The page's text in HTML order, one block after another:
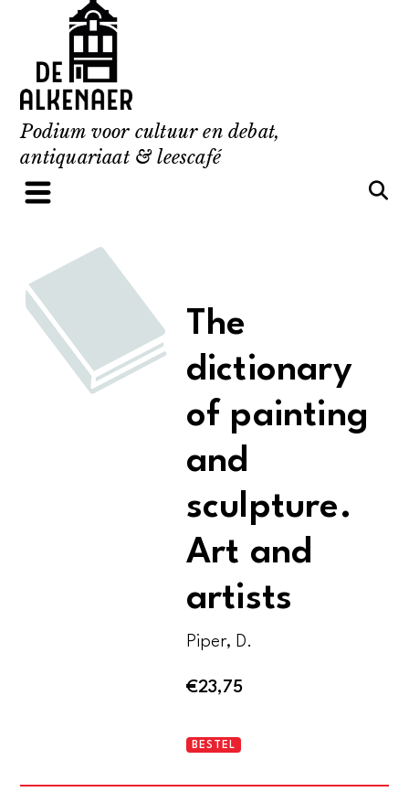
content
Podium voor cultuur en debat,
antiquariaat & leescafé
The
dictionary
of painting
and
sculpture.
Art and
artists
Piper, D.
€23,75
The
BESTEL